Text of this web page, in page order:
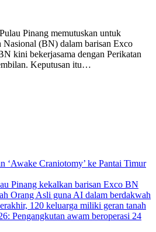
Pinang memutuskan untuk
(BN) dalam barisan Exco
kini bekerjasama dengan Perikatan
Keputusan itu…
‘Awake Craniotomy’ ke Pantai Timur
Pinang kekalkan barisan Exco BN
Orang Asli guna AI dalam berdakwah
120 keluarga miliki geran tanah
Pengangkutan awam beroperasi 24